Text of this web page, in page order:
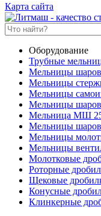
Карта сайта
Оборудование
Трубные
Мельницы
Мельницы
Мельницы
Мельницы
Мельница МШ
Мельницы
Мельницы
Мельницы
Молотковые
Роторные
Щековые
Конусные
Клинкерные